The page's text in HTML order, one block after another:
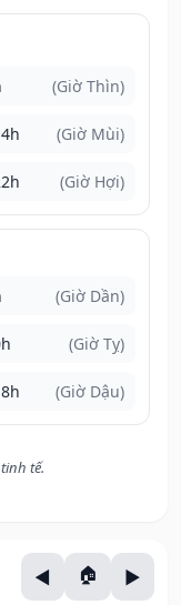
(Giờ Thìn)
(Giờ Mùi)
(Giờ Hợi)
(Giờ Dần)
(Giờ Tỵ)
(Giờ Dậu)
tế.